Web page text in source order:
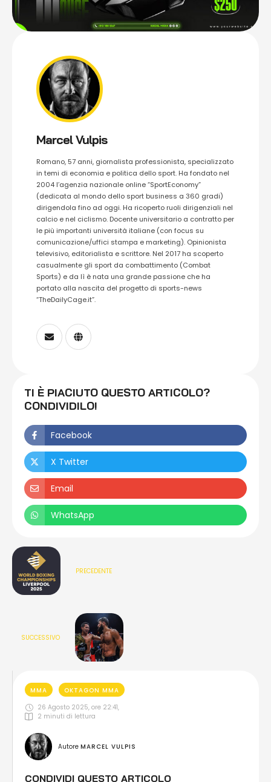
Marcel Vulpis
Romano, 57 anni, giornalista professionista, specializzato
in temi di economia e politica dello sport. Ha fondato nel
2004 l’agenzia nazionale online “SportEconomy”
(dedicata al mondo dello sport business a 360 gradi)
dirigendola fino ad oggi. Ha ricoperto ruoli dirigenziali nel
calcio e nel ciclismo. Docente universitario a contratto per
le più importanti università italiane (con focus su
comunicazione/uffici stampa e marketing). Opinionista
televisivo, editorialista e scrittore. Nel 2017 ha scoperto
casualmente gli sport da combattimento (Combat
Sports) e da lì è nata una grande passione che ha
portato alla nascita del progetto di sports-news
“TheDailyCage.it”.
TI È PIACIUTO QUESTO ARTICOLO?
CONDIVIDILO!
Facebook
X Twitter
Email
WhatsApp
PRECEDENTE
SUCCESSIVO
MMA
OKTAGON MMA
26 Agosto 2025, ore 22:41,
2 minuti di lettura
Autore MARCEL VULPIS
CONDIVIDI QUESTO ARTICOLO